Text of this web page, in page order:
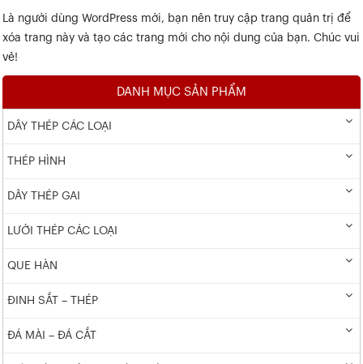
Là người dùng WordPress mới, bạn nên truy cập trang quản trị để
xóa trang này và tạo các trang mới cho nội dung của bạn. Chúc vui
vẻ!
DANH MỤC SẢN PHẨM
DÂY THÉP CÁC LOẠI
THÉP HÌNH
DÂY THÉP GAI
LƯỚI THÉP CÁC LOẠI
QUE HÀN
ĐINH SẮT – THÉP
ĐÁ MÀI – ĐÁ CẮT